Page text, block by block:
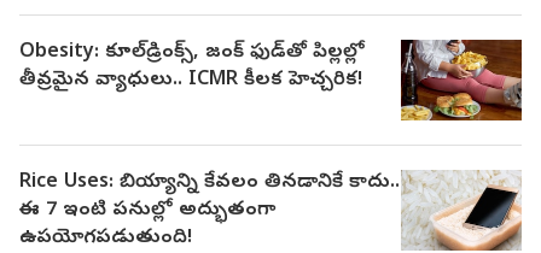
Obesity: కూల్‌డ్రింక్స్, జంక్ ఫుడ్‌తో పిల్లల్లో
తీవ్రమైన వ్యాధులు.. ICMR కీలక హెచ్చరిక!
Rice Uses: బియ్యాన్ని కేవలం తినడానికే కాదు..
ఈ 7 ఇంటి పనుల్లో అద్భుతంగా
ఉపయోగపడుతుంది!